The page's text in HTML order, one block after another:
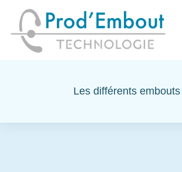
Les différents embouts